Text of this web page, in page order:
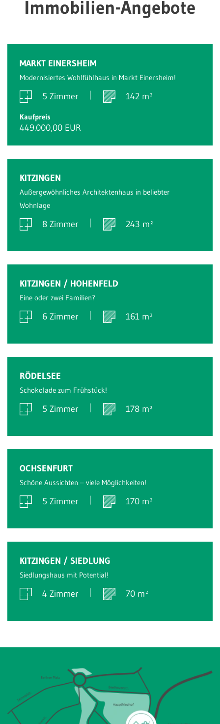
Immobilien-Angebote
MARKT EINERSHEIM
Modernisiertes Wohlfühlhaus in Markt Einersheim!
5 Zimmer 142 m²
Kaufpreis
449.000,00 EUR
KITZINGEN
Außergewöhnliches Architektenhaus in beliebter
Wohnlage
8 Zimmer 243 m²
KITZINGEN / HOHENFELD
Eine oder zwei Familien?
6 Zimmer 161 m²
RÖDELSEE
Schokolade zum Frühstück!
5 Zimmer 178 m²
OCHSENFURT
Schöne Aussichten – viele Möglichkeiten!
5 Zimmer 170 m²
KITZINGEN / SIEDLUNG
Siedlungshaus mit Potential!
4 Zimmer 70 m²